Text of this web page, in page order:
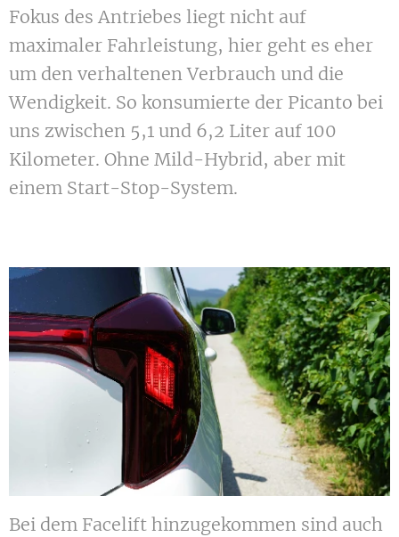
Fokus des Antriebes liegt nicht auf
maximaler Fahrleistung, hier geht es eher
um den verhaltenen Verbrauch und die
Wendigkeit. So konsumierte der Picanto bei
uns zwischen 5,1 und 6,2 Liter auf 100
Kilometer. Ohne Mild-Hybrid, aber mit
einem Start-Stop-System.
Bei dem Facelift hinzugekommen sind auch